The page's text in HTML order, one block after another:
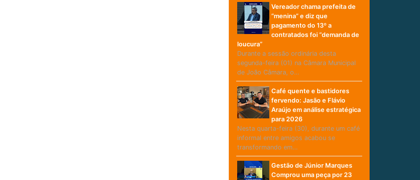
Vereador chama prefeita de
“menina” e diz que
pagamento do 13º a
contratados foi “demanda de
loucura”
Durante a sessão ordinária desta
segunda-feira (01) na Câmara Municipal
de João Câmara, o…
Café quente e bastidores
fervendo: Jasão e Flávio
Araújo em análise estratégica
para 2026
Nesta quarta-feira (30), durante um café
informal entre amigos acabou se
transformando em…
Gestão de Júnior Marques
Comprou uma peça por 23